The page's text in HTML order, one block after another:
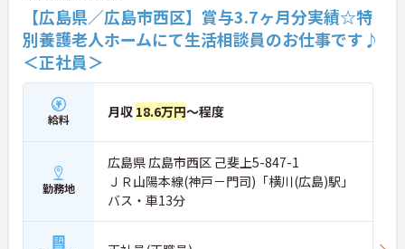
【広島県／広島市西区】賞与3.7ヶ月分実績☆特
別養護老人ホームにて生活相談員のお仕事です♪
＜正社員＞
給料 月収 18.6万円～程度
勤務地
広島県 広島市西区 己斐上5-847-1
ＪＲ山陽本線(神戸－門司)「横川(広島)駅」
バス・車13分